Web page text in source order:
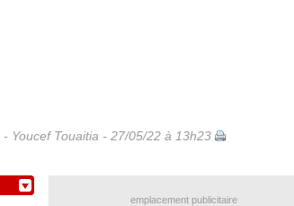
- Youcef Touaitia - 27/05/22 à 13h23
emplacement publicitaire